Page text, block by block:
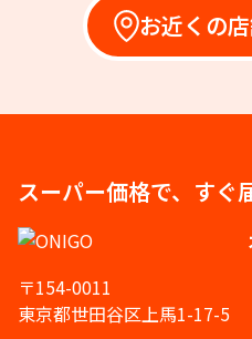
お近くの
スーパー価格で、すぐ
〒154-0011
東京都世田谷区上馬1-17-5